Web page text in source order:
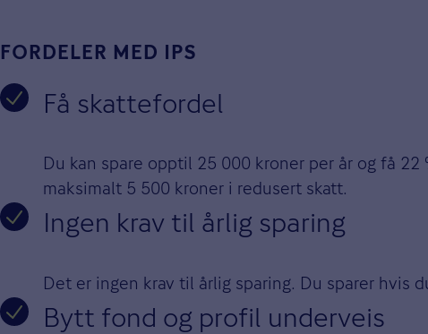
FORDELER MED IPS
Få skattefordel
Du kan spare opptil 25 000 kroner per år og få
maksimalt 5 500 kroner i redusert skatt.
Ingen krav til årlig sparing
Det er ingen krav til årlig sparing. Du sparer hvis
Bytt fond og profil underveis